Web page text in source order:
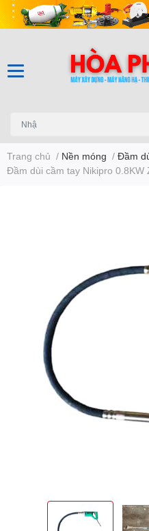
Trang chủ / Nền móng / Đầm
Đầm dùi cầm tay Nikipro 0.8KW